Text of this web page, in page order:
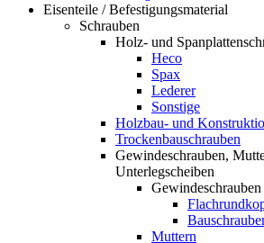
Eisenteile / Befestigungsmaterial
Schrauben
Holz- und
Heco
Spax
Lederer
Sonstige
Holzbau- und
Trockenbauschrauben
Gewindeschrauben,
Unterlegscheiben
Gewindeschrauben
Muttern